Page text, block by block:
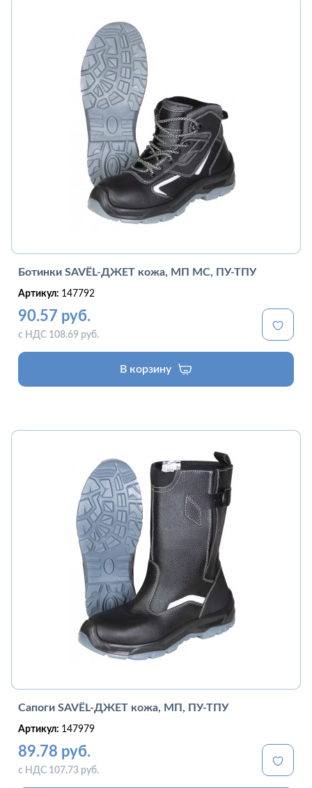
Ботинки SAVЁL-ДЖЕТ кожа, МП МС, ПУ-ТПУ
Артикул: 147792
90.57 руб.
с НДС 108.69 руб.
В корзину
Сапоги SAVЁL-ДЖЕТ кожа, МП, ПУ-ТПУ
Артикул: 147979
89.78 руб.
с НДС 107.73 руб.